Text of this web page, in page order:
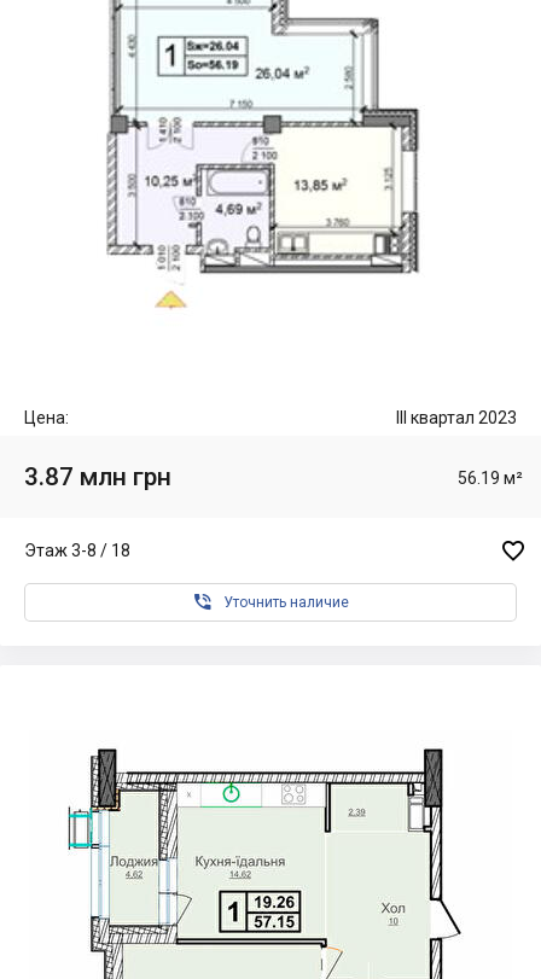
Цена: III квартал 2023
3.87 млн грн 56.19 м²
Этаж 3-8 / 18 
 Уточнить наличие